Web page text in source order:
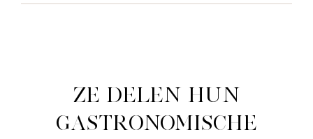
Ze delen hun
gastronomische